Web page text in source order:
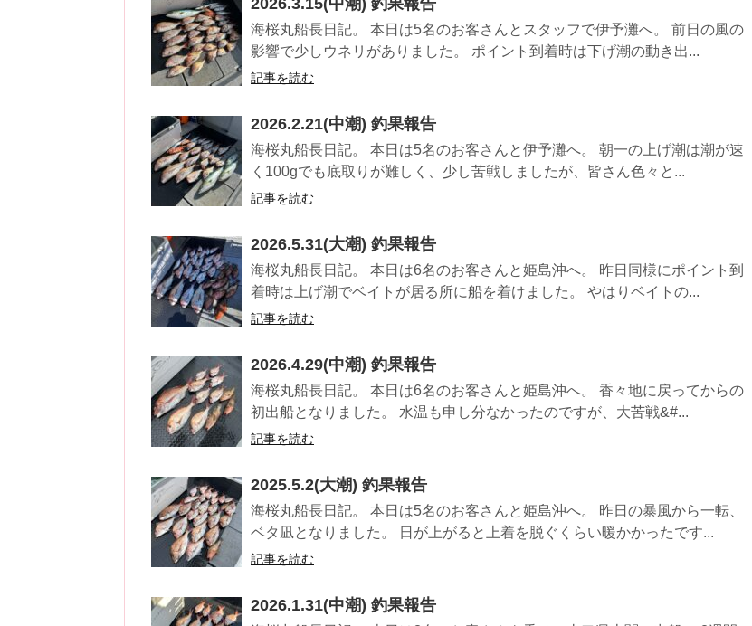
海桜丸船長日記。 本日は5名のお客さんとスタッフで伊予灘へ。 前日の風の
影響で少しウネリがありました。 ポイント到着時は下げ潮の動き出...
記事を読む
2026.2.21(中潮) 釣果報告
海桜丸船長日記。 本日は5名のお客さんと伊予灘へ。 朝一の上げ潮は潮が速
く100gでも底取りが難しく、少し苦戦しましたが、皆さん色々と...
記事を読む
2026.5.31(大潮) 釣果報告
海桜丸船長日記。 本日は6名のお客さんと姫島沖へ。 昨日同様にポイント到
着時は上げ潮でベイトが居る所に船を着けました。 やはりベイトの...
記事を読む
2026.4.29(中潮) 釣果報告
海桜丸船長日記。 本日は6名のお客さんと姫島沖へ。 香々地に戻ってからの
初出船となりました。 水温も申し分なかったのですが、大苦戦&#...
記事を読む
2025.5.2(大潮) 釣果報告
海桜丸船長日記。 本日は5名のお客さんと姫島沖へ。 昨日の暴風から一転、
ベタ凪となりました。 日が上がると上着を脱ぐくらい暖かかったです...
記事を読む
2026.1.31(中潮) 釣果報告